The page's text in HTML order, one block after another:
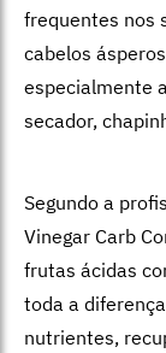
frequentes nos
cabelos
especialmente
secador,
Segundo a
Vinegar Carb
frutas ácidas
toda a
nutrientes,